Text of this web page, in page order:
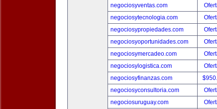
negociosyventas.com
negociosytecnologia.com
negociosypropiedades.com
negociosyoportunidades.com
negociosymercadeo.com
negociosylogistica.com
negociosyfinanzas.com
negociosyconsultoria.com
negociosuruguay.com